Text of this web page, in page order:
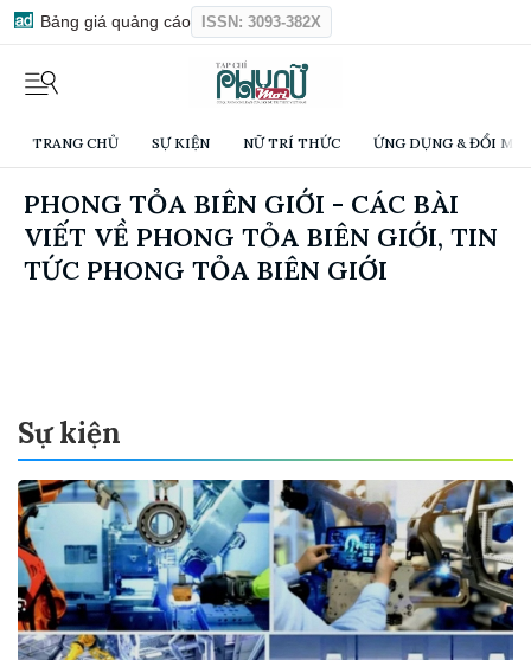
Bảng giá quảng cáo ISSN: 3093-382X
TRANG CHỦ SỰ KIỆN NỮ TRÍ THỨC ỨNG DỤNG & ĐỔI
PHONG TỎA BIÊN GIỚI - CÁC BÀI
VIẾT VỀ PHONG TỎA BIÊN GIỚI, TIN
TỨC PHONG TỎA BIÊN GIỚI
Sự kiện